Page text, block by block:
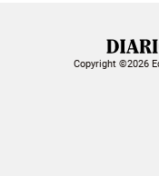
Copyright ©2026